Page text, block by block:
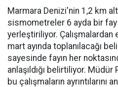
Marmara Denizi'nin 1,2 km
sismometreler 6 ayda bir fay
yerleştiriliyor.
mart ayında toplanılacağı
sayesinde fayın her
anlaşıldığı belirtiliyor.
bu çalışmaların ayrıntılarını